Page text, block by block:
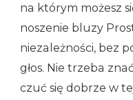
na którym możesz
noszenie bluzy
niezależności, bez
głos. Nie trzeba
czuć się dobrze w